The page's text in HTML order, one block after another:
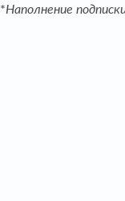
*Наполнение